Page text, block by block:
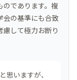
のであります。複
会の基準にも合致
慮して極力お断り
思いますが、